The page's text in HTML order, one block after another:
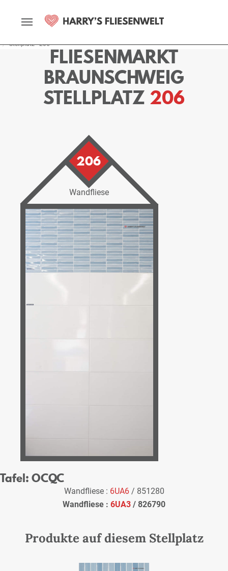
Stellplatz - 206FLIESENMARKT
BRAUNSCHWEIG
STELLPLATZ 206
206
Wandfliese
Tafel: OCQC
Wandfliese : 6UA6/ 851280
Wandfliese : 6UA3 / 826790
Produkte auf diesem Stellplatz